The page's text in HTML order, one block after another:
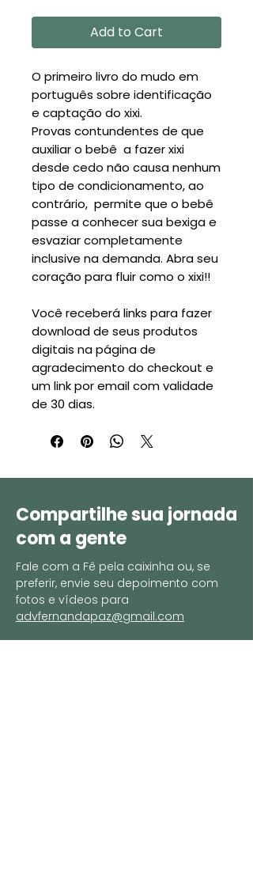
Add to Cart
O primeiro livro do mudo em
português sobre identificação
e captação do xixi.
Provas contundentes de que
auxiliar o bebê a fazer xixi
desde cedo não causa nenhum
tipo de condicionamento, ao
contrário, permite que o bebê
passe a conhecer sua bexiga e
esvaziar completamente
inclusive na demanda. Abra seu
coração para fluir como o xixi!!
Você receberá links para fazer
download de seus produtos
digitais na página de
agradecimento do checkout e
um link por email com validade
de 30 dias.
Compartilhe sua jornada
com a gente
Fale com a Fê pela caixinha ou, se
preferir, envie seu depoimento com
fotos e vídeos para
advfernandapaz@gmail.com